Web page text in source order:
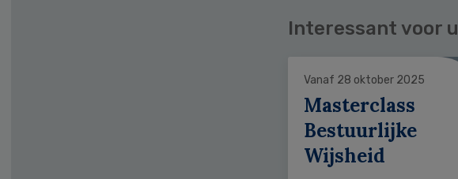
Interessant voor u
Vanaf 28 oktober 2025
Masterclass
Bestuurlijke
Wijsheid